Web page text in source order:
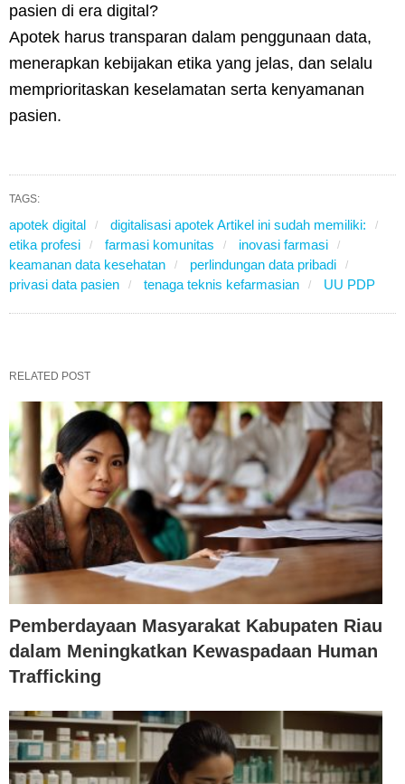
pasien di era digital?
Apotek harus transparan dalam penggunaan data,
menerapkan kebijakan etika yang jelas, dan selalu
memprioritaskan keselamatan serta kenyamanan
pasien.
TAGS:
apotek digital
digitalisasi apotek Artikel ini sudah memiliki:
etika profesi
farmasi komunitas
inovasi farmasi
keamanan data kesehatan
perlindungan data pribadi
privasi data pasien
tenaga teknis kefarmasian UU PDP
RELATED POST
Pemberdayaan Masyarakat Kabupaten Riau
dalam Meningkatkan Kewaspadaan Human
Trafficking